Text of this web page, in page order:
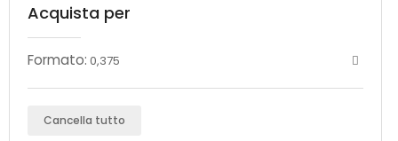
Acquista per
Formato: 0,375
Cancella tutto